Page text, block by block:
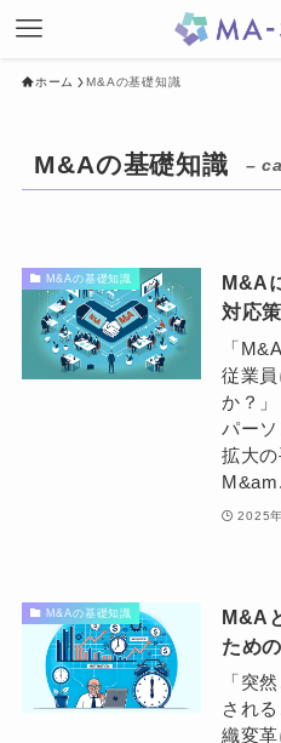
ホーム M&Aの基礎知識
M&Aの基礎知識 –
M&Aの基礎知識
M&A
対応策
「
従業
か？
パー
拡大
2025
M&Aの基礎知識
M&A
ため
「突
され
織変